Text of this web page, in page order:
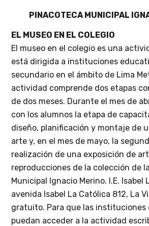
PINACOTECA MUNICIPAL
EL MUSEO EN EL COLEGIO
El museo en el colegio es una
está dirigida a instituciones
secundario en el ámbito de Lima
actividad comprende dos etapas
de dos meses. Durante el mes de
con los alumnos la etapa de
diseño, planificación y montaje de
arte y, en el mes de mayo, la
realización de una exposición de
reproducciones de la colección de
Municipal Ignacio Merino. I.E. Isabel
avenida Isabel La Católica 812, La
gratuito. Para que las instituciones
puedan acceder a la actividad